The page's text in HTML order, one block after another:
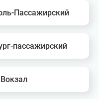
Пассажирский
пассажирский